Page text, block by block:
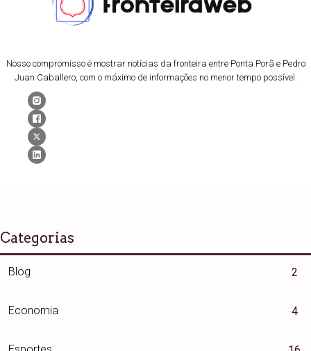
Nosso compromisso é mostrar notícias da fronteira entre Ponta Porã e Pedro
Juan Caballero, com o máximo de informações no menor tempo possível.
Categorias
Blog 2
Economia 4